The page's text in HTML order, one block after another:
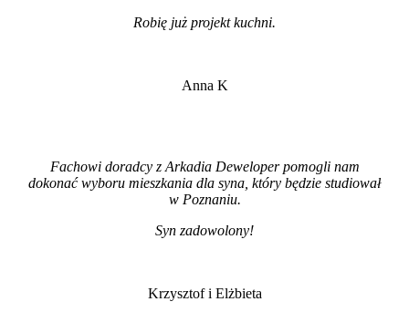
Robię już projekt kuchni.
Anna K
Fachowi doradcy z Arkadia Deweloper pomogli nam
dokonać wyboru mieszkania dla syna, który będzie studiował
w Poznaniu.
Syn zadowolony!
Krzysztof i Elżbieta